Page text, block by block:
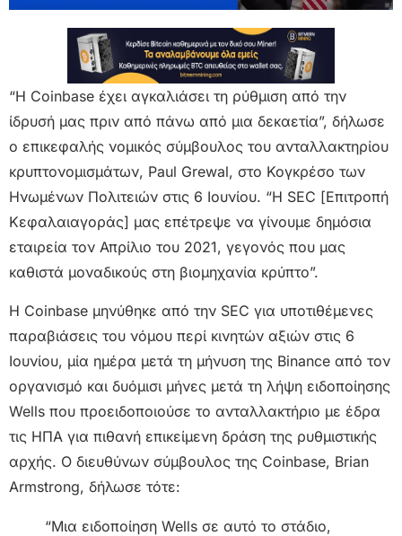
“Η Coinbase έχει αγκαλιάσει τη ρύθμιση από την
ίδρυσή μας πριν από πάνω από μια δεκαετία”, δήλωσε
ο επικεφαλής νομικός σύμβουλος του ανταλλακτηρίου
κρυπτονομισμάτων, Paul Grewal, στο Κογκρέσο των
Ηνωμένων Πολιτειών στις 6 Ιουνίου. “Η SEC [Επιτροπή
Κεφαλαιαγοράς] μας επέτρεψε να γίνουμε δημόσια
εταιρεία τον Απρίλιο του 2021, γεγονός που μας
καθιστά μοναδικούς στη βιομηχανία κρύπτο”.
Η Coinbase μηνύθηκε από την SEC για υποτιθέμενες
παραβιάσεις του νόμου περί κινητών αξιών στις 6
Ιουνίου, μία ημέρα μετά τη μήνυση της Binance από τον
οργανισμό και δυόμισι μήνες μετά τη λήψη ειδοποίησης
Wells που προειδοποιούσε το ανταλλακτήριο με έδρα
τις ΗΠΑ για πιθανή επικείμενη δράση της ρυθμιστικής
αρχής. Ο διευθύνων σύμβουλος της Coinbase, Brian
Armstrong, δήλωσε τότε:
“Μια ειδοποίηση Wells σε αυτό το στάδιο,